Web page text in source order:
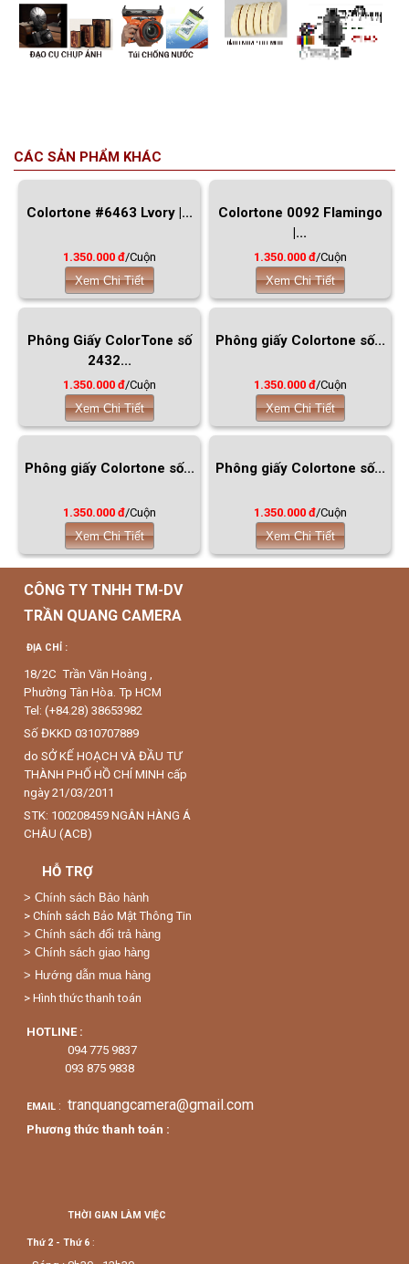
CÁC SẢN PHẨM KHÁC
Colortone #6463 Lvory |...
1.350.000 đ/Cuộn
Xem Chi Tiết
Colortone 0092 Flamingo
|...
1.350.000 đ/Cuộn
Xem Chi Tiết
Phông Giấy ColorTone số
1.350.000 đ/Cuộn
Phông giấy Colortone số...
1.350.000 đ/Cuộn
Phông giấy Colortone số...
Xem Chi Tiết
Phông giấy Colortone số...
CÔNG TY TNHH TM-DV
TRẦN QUANG CAMERA
ĐỊA CHỈ :
18/2C Trần Văn Hoàng ,
Phường Tân Hòa. Tp HCM
Tel: (+84.28) 38653982
Số ĐKKD 0310707889
do SỞ KẾ HOẠCH VÀ ĐẦU TƯ
THÀNH PHỐ HỒ CHÍ MINH cấp
ngày 21/03/2011
STK: 100208459 NGÂN HÀNG Á
CHÂU (ACB)
HỖ TRỢ
Chính sách Bảo hành
> Chính sách Bảo Mật Thông Tin
> Chính sách giao hàng
> Hướng dẫn mua hàng
094 775 9837
Phương thức thanh toán :